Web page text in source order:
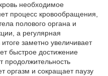
необходимое
процесс кровообращения,
полового органа и
а регулярная
заметно увеличивает
быстрое достижение
продолжительность
оргазм и сокращает паузу